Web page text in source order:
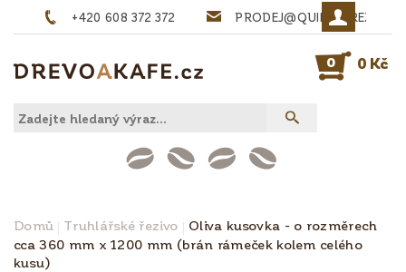
+420 608 372 372 PRODEJ@QUINTA-
0 0 Kč
Domů Truhlářské řezivo
Oliva kusovka - o rozměrech
cca 360 mm x 1200 mm (brán rámeček kolem celého
kusu)